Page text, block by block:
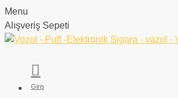
Menu
Alışveriş Sepeti
Giriş